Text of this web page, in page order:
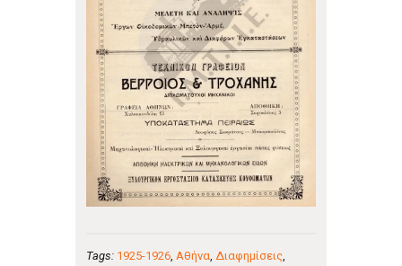
Tags: 1925-1926, Αθήνα Διαφημίσεις,